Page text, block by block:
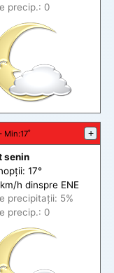
precip.: 0
Min:17˚ +
senin
17°
h dinspre ENE
precipitații: 5%
precip.: 0